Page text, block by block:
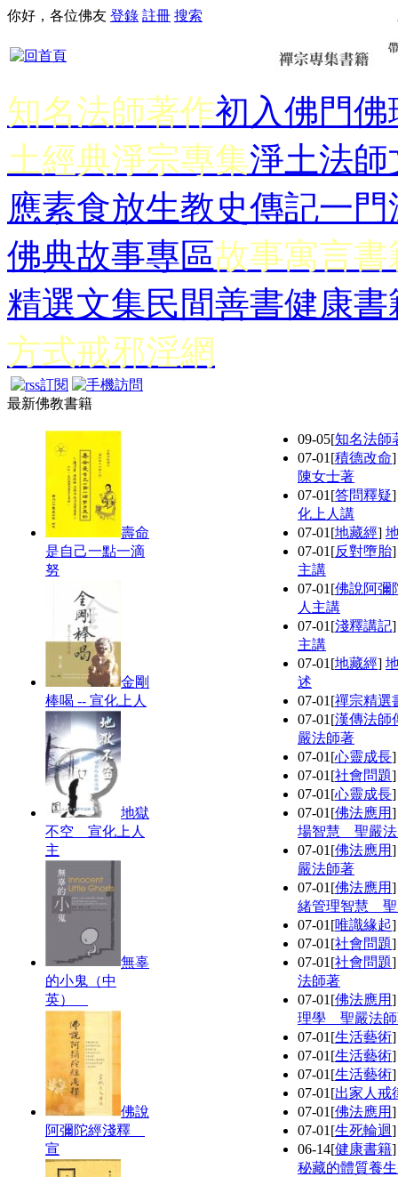
你好，各位佛友 登錄 註冊 搜索
知名法師著作初入佛門佛
土經典淨宗專集淨土法師
應素食放生教史傳記一門
佛典故事專區故事寓言書
精選文集民間善書健康書
方式戒邪淫網
最新佛教書籍
壽命
是自己一點一滴
努
金剛
棒喝 -- 宣化上人
地獄
不空 宣化上人
主
無辜
的小鬼（中
英）
佛說
阿彌陀經淺釋
宣
09-05[知名法師
07-01 [積德改命
陳女士著
07-01 [答問釋疑
化上人講
07-01 [地藏經]
07-01 [反對墮胎
主講
07-01 [佛說阿彌
人主講
07-01 [淺釋講記
主講
07-01 [地藏經]
述
07-01 [禪宗精選
07-01 [漢傳法師
嚴法師著
07-01 [心靈成長
07-01 [社會問題
07-01 [心靈成長
07-01 [佛法應用
場智慧 聖嚴
07-01 [佛法應用
嚴法師著
07-01 [佛法應用
緒管理智慧
07-01 [唯識緣起
07-01 [社會問題
07-01 [社會問題
法師著
07-01 [佛法應用
理學 聖嚴法
07-01 [生活藝術
07-01 [生活藝術
07-01 [生活藝術
07-01 [出家人戒
07-01 [佛法應用
07-01 [生死輪迴
06-14[健康書籍
秘藏的體質養